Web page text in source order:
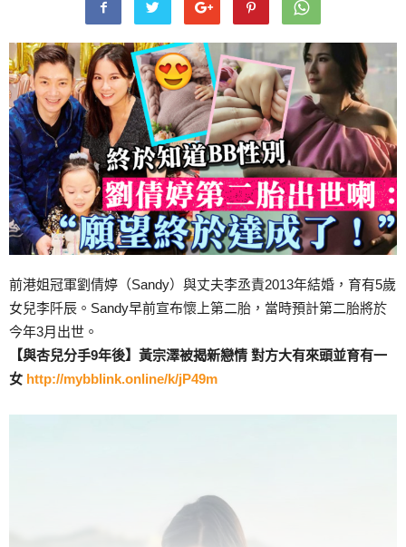
前港姐冠軍劉倩婷（Sandy）與丈夫李丞責2013年結婚，育有5歲
女兒李阡辰。Sandy早前宣布懷上第二胎，當時預計第二胎將於
今年3月出世。
【與杏兒分手9年後】黃宗澤被揭新戀情 對方大有來頭並育有一
女 http://mybblink.online/k/jP49m